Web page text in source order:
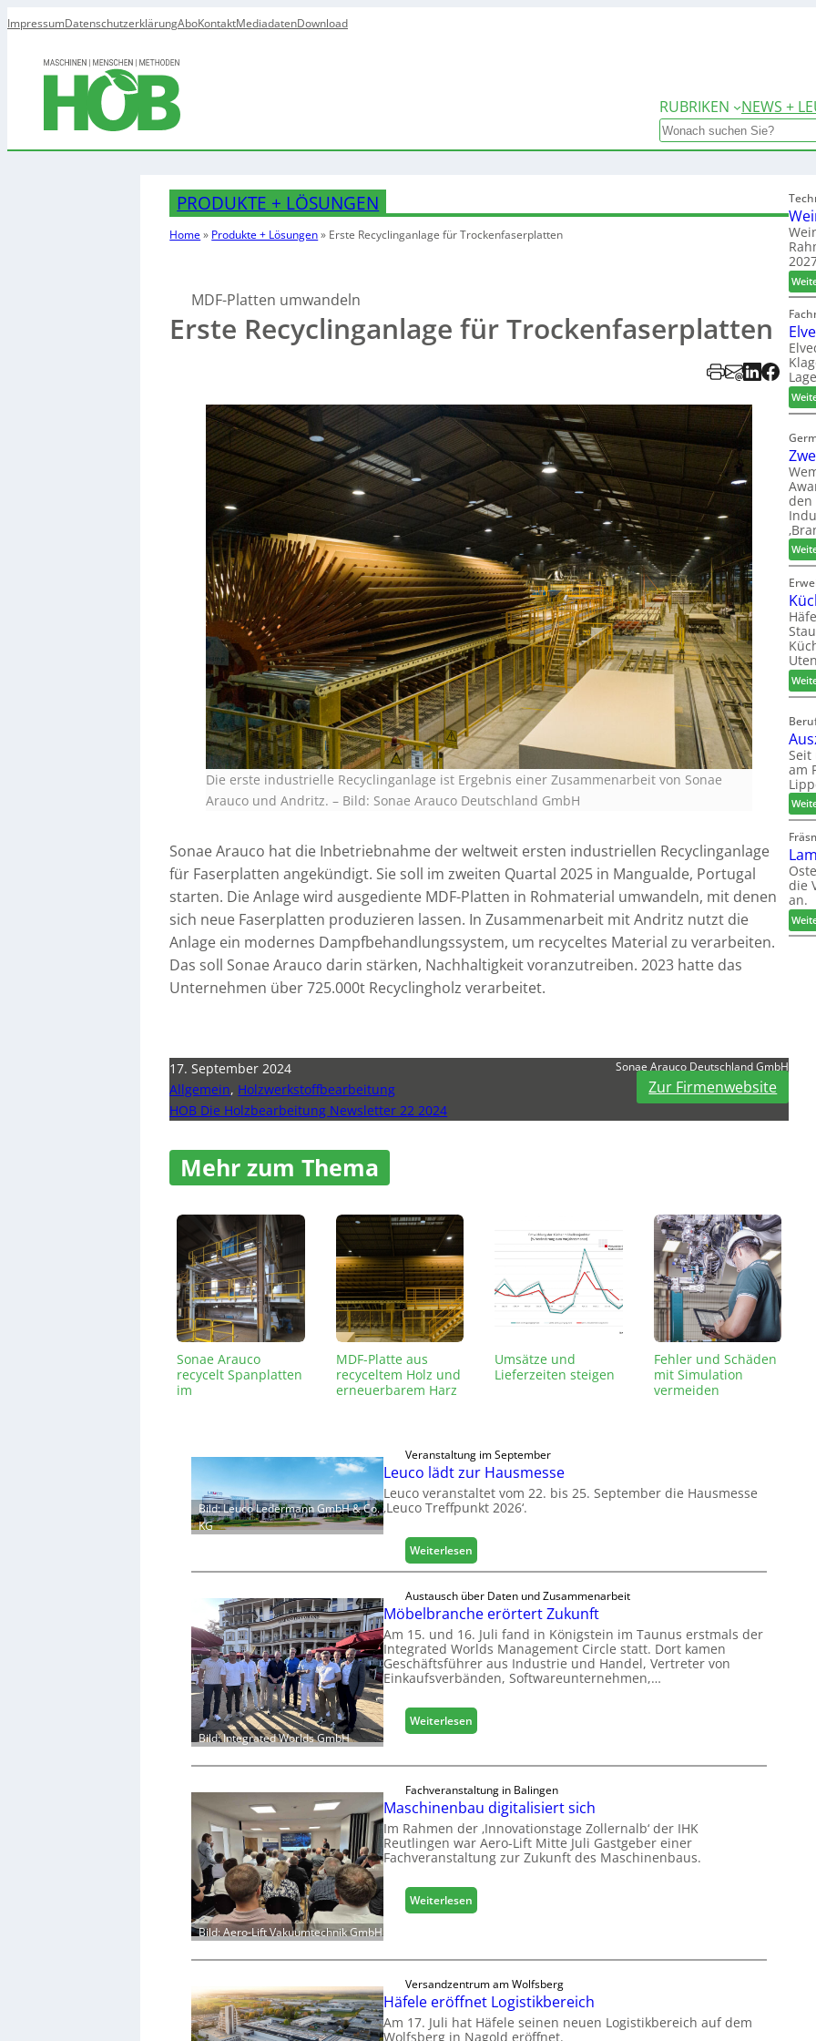
ImpressumDatenschutzerklärungAboKontaktMediadatenDownload
RUBRIKEN NEWS +
Search
PRODUKTE + LÖSUNGEN
Home» Produkte + Lösungen» Erste Recyclinganlage für Trockenfaserplatten
MDF-Platten umwandeln
Erste Recyclinganlage für Trockenfaserplatten
Die erste industrielle Recyclinganlage ist Ergebnis einer Zusammenarbeit von Sonae
Arauco und Andritz. – Bild: Sonae Arauco Deutschland GmbH
Sonae Arauco hat die Inbetriebnahme der weltweit ersten industriellen Recyclinganlage
für Faserplatten angekündigt. Sie soll im zweiten Quartal 2025 in Mangualde, Portugal
starten. Die Anlage wird ausgediente MDF-Platten in Rohmaterial umwandeln, mit denen
sich neue Faserplatten produzieren lassen. In Zusammenarbeit mit Andritz nutzt die
Anlage ein modernes Dampfbehandlungssystem, um recyceltes Material zu verarbeiten.
Das soll Sonae Arauco darin stärken, Nachhaltigkeit voranzutreiben. 2023 hatte das
Unternehmen über 725.000t Recyclingholz verarbeitet.
17. September 2024
Allgemein, Holzwerkstoffbearbeitung
HOB Die Holzbearbeitung Newsletter 22 2024
Sonae Arauco Deutschland GmbH
Zur Firmenwebsite
Mehr zum Thema
Sonae Arauco
recycelt Spanplatten
im
MDF-Platte aus
recyceltem Holz und
erneuerbarem Harz
Umsätze und
Lieferzeiten steigen
Fehler und Schäden
mit Simulation
vermeiden
Bild: Leuco Ledermann GmbH & Co.
KG
Veranstaltung im September
Leuco lädt zur Hausmesse
Leuco veranstaltet vom 22. bis 25. September die Hausmesse
‚Leuco Treffpunkt 2026‘.
Weiterlesen:
L
u
c
o
l
ä
d
t
z
a
u
s
m
e
s
e
Bild: Integrated Worlds GmbH
Austausch über Daten und Zusammenarbeit
Möbelbranche erörtert Zukunft
Am 15. und 16. Juli fand in Königstein im Taunus erstmals der
Integrated Worlds Management Circle statt. Dort kamen
Geschäftsführer aus Industrie und Handel, Vertreter von
Einkaufsverbänden, Softwareunternehmen,…
Weiterlesen:
M
b
e
l
b
r
a
c
h
r
ö
r
e
Bild: Aero-Lift Vakuumtechnik GmbH
Fachveranstaltung in Balingen
Maschinenbau digitalisiert sich
Im Rahmen der ‚Innovationstage Zollernalb‘ der IHK
Reutlingen war Aero-Lift Mitte Juli Gastgeber einer
Fachveranstaltung zur Zukunft des Maschinenbaus.
Weiterlesen:
M
h
i
n
e
Versandzentrum am Wolfsberg
Häfele eröffnet Logistikbereich
Am 17. Juli hat Häfele seinen neuen Logistikbereich auf dem
Wolfsberg in Nagold eröffnet.
den
Seit
am
die
an.